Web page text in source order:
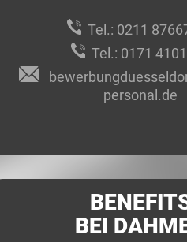
Tel.: 0211
Tel.: 0171
personal.de
BEI